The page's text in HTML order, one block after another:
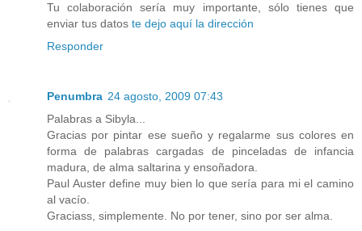
Tu colaboración sería muy importante, sólo tienes que
enviar tus datos te dejo aquí la dirección
Responder
Penumbra 24 agosto, 2009 07:43
Palabras a Sibyla...
Gracias por pintar ese sueño y regalarme sus colores en
forma de palabras cargadas de pinceladas de infancia
madura, de alma saltarina y ensoñadora.
Paul Auster define muy bien lo que sería para mi el camino
al vacío.
Graciass, simplemente. No por tener, sino por ser alma.